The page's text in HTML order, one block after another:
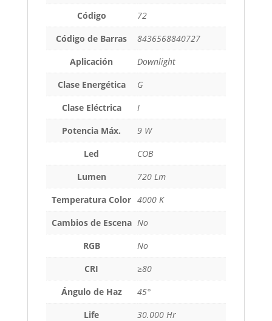
Código
72
Código de Barras
8436568840727
Aplicación
Downlight
Clase Energética
G
Clase Eléctrica
I
Potencia Máx.
9 W
Led
COB
Lumen
720 Lm
Temperatura Color 4000 K
Cambios de Escena No
RGB
No
CRI
≥80
Ángulo de Haz
45°
Life
30.000 Hr